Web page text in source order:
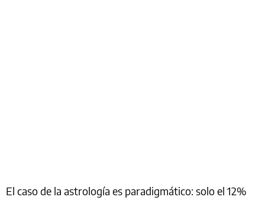
El caso de la astrología es paradigmático: solo el 12%